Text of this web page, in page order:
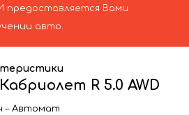
предоставляется Вами
авто.
R 5.0 AWD
– Автомат